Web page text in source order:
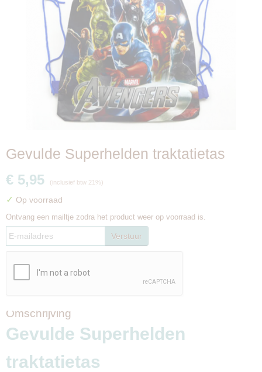
Gevulde Superhelden traktatietas
€ 5,95 (inclusief btw 21%)
✓ Op voorraad
Ontvang een mailtje zodra het product weer op voorraad is.
Verstuur
Omschrijving
Gevulde Superhelden
traktatietas